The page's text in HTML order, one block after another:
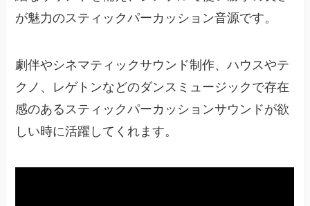
が魅力のスティックパーカッション音源です。
劇伴やシネマティックサウンド制作、ハウスやテ
クノ、レゲトンなどのダンスミュージックで存在
感のあるスティックパーカッションサウンドが欲
しい時に活躍してくれます。